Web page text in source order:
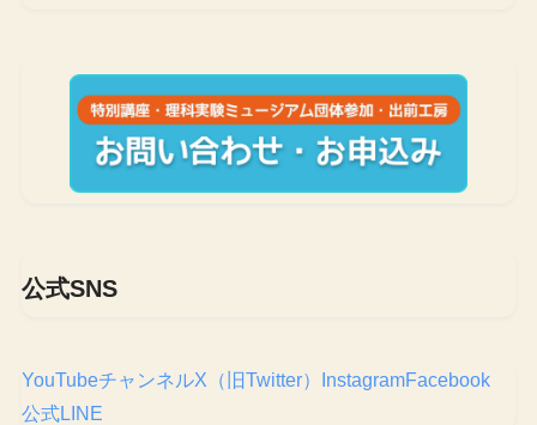
公式SNS
YouTubeチャンネルX（旧Twitter） InstagramFacebook
公式LINE